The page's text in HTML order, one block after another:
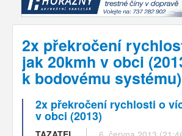
2x překročení
jak 20kmh v obci
k bodovému systému)
2x překročení rychlosti o
v obci (2013)